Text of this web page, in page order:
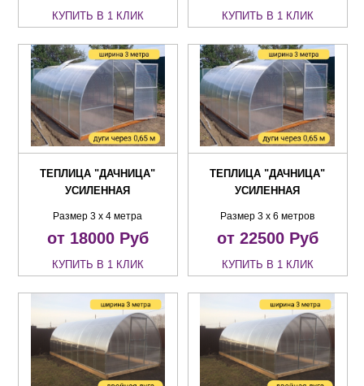
КУПИТЬ В 1 КЛИК КУПИТЬ В 1 КЛИК
ТЕПЛИЦА "ДАЧНИЦА"
УСИЛЕННАЯ
Размер 3 х 4 метра
от 18000Руб
КУПИТЬ В 1 КЛИК
ТЕПЛИЦА "ДАЧНИЦА"
УСИЛЕННАЯ
Размер 3 х 6 метров
от 22500Руб
КУПИТЬ В 1 КЛИК